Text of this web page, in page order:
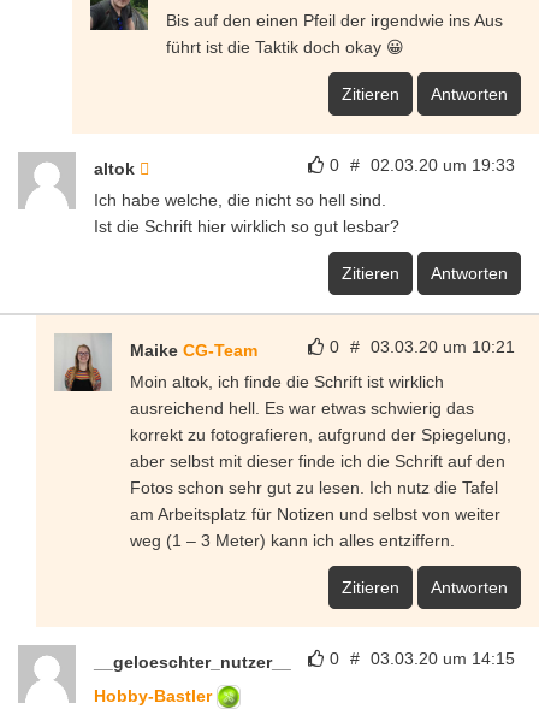
Bis auf den einen Pfeil der irgendwie ins Aus
führt ist die Taktik doch okay 😀
Zitieren Antworten
0 # 02.03.20 um 19:33
altok
Ich habe welche, die nicht so hell sind.
Ist die Schrift hier wirklich so gut lesbar?
Zitieren Antworten
0 # 03.03.20 um 10:21
Maike CG-Team
Moin altok, ich finde die Schrift ist wirklich
ausreichend hell. Es war etwas schwierig das
korrekt zu fotografieren, aufgrund der Spiegelung,
aber selbst mit dieser finde ich die Schrift auf den
Fotos schon sehr gut zu lesen. Ich nutz die Tafel
am Arbeitsplatz für Notizen und selbst von weiter
weg (1 – 3 Meter) kann ich alles entziffern.
Zitieren Antworten
0 # 03.03.20 um 14:15
__geloeschter_nutzer__
Hobby-Bastler